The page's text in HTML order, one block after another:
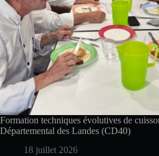
Formation techniques évolutives de
Départemental des Landes (CD40)
18 juillet 2026